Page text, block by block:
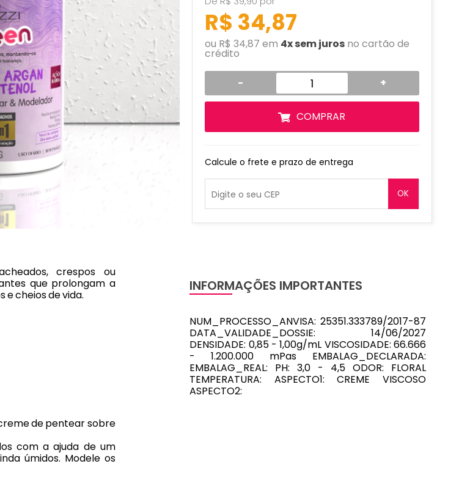
R$ 34,87
ou R$ 34,87 em 4x sem jurosno cartão de
crédito
- +
COMPRAR
Calcule o frete e prazo de entrega
OK
crespos ou
que prolongam a
cheios de vida.
creme de pentear sobre
com a ajuda de um
úmidos. Modele os
INFORMAÇÕES IMPORTANTES
NUM_PROCESSO_ANVISA: 25351.333789/2017-87
DATA_VALIDADE_DOSSIE: 14/06/2027
DENSIDADE: 0,85 - 1,00g/mL VISCOSIDADE: 66.666
- 1.200.000 mPas EMBALAG_DECLARADA:
EMBALAG_REAL: PH: 3,0 - 4,5 ODOR: FLORAL
TEMPERATURA: ASPECTO1: CREME VISCOSO
ASPECTO2: